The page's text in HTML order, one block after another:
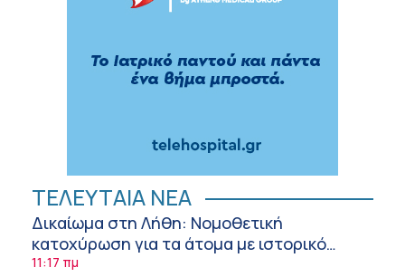
ΤΕΛΕΥΤΑΙΑ ΝΕΑ
Δικαίωμα στη Λήθη: Νομοθετική
κατοχύρωση για τα άτομα με ιστορικό
καρκίνου και στην Ελλάδα
11:17 πμ